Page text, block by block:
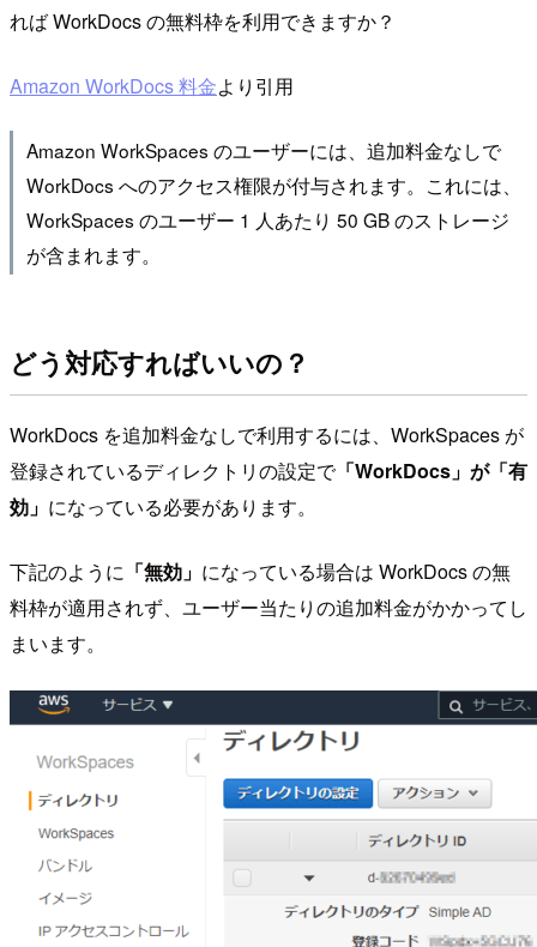
れば WorkDocs の無料枠を利用できますか？
Amazon WorkDocs 料金より引用
Amazon WorkSpaces のユーザーには、追加料金なしで
WorkDocs へのアクセス権限が付与されます。これには、
WorkSpaces のユーザー 1 人あたり 50 GB のストレージ
が含まれます。
どう対応すればいいの？
WorkDocs を追加料金なしで利用するには、WorkSpaces が
登録されているディレクトリの設定で「WorkDocs」が「有
効」 になっている必要があります。
下記のように 「無効」 になっている場合は WorkDocs の無
料枠が適用されず、ユーザー当たりの追加料金がかかってし
まいます。